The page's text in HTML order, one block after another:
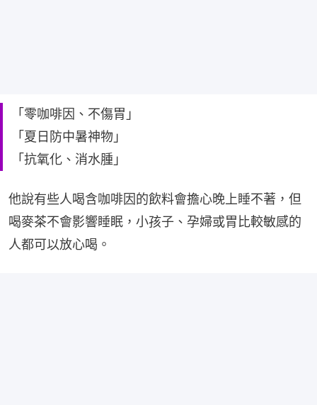
「零咖啡因、不傷胃」
「夏日防中暑神物」
「抗氧化、消水腫」
他說有些人喝含咖啡因的飲料會擔心晚上睡不著，但
喝麥茶不會影響睡眠，小孩子、孕婦或胃比較敏感的
人都可以放心喝。